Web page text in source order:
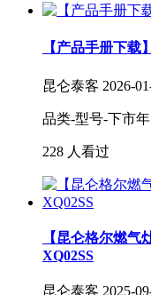
【产品手册下载
昆仑泰客 2026-
品类-型号-下市
228 人看过
【昆仑格尔燃
XQ02SS
昆仑泰客 2025-